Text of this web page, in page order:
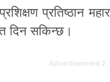
प्रतिष्ठान
दिन सकिन्छ।
Advertisement 2